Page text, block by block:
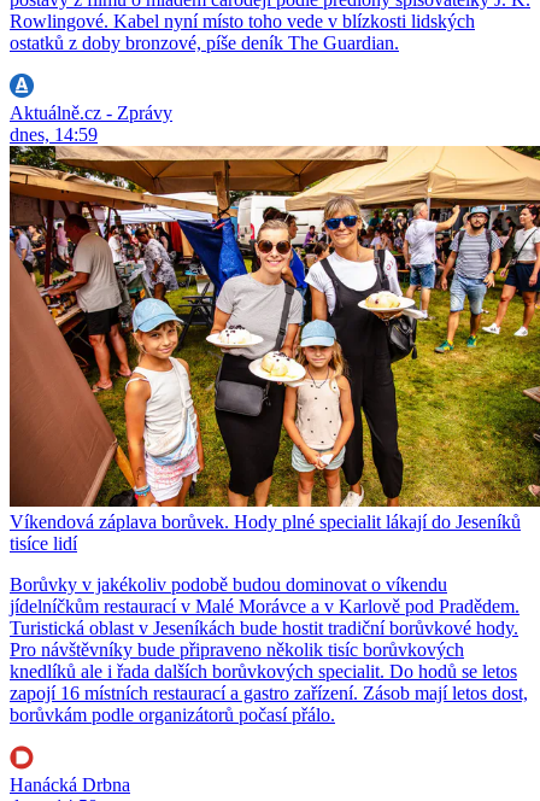
Rowlingové. Kabel nyní místo toho vede v blízkosti lidských
ostatků z doby bronzové, píše deník The Guardian.
Aktuálně.cz - Zprávy
dnes, 14:59
Víkendová záplava borůvek. Hody plné specialit lákají do Jeseníků
tisíce lidí
Borůvky v jakékoliv podobě budou dominovat o víkendu
jídelníčkům restaurací v Malé Morávce a v Karlově pod Pradědem.
Turistická oblast v Jeseníkách bude hostit tradiční borůvkové hody.
Pro návštěvníky bude připraveno několik tisíc borůvkových
knedlíků ale i řada dalších borůvkových specialit. Do hodů se letos
zapojí 16 místních restaurací a gastro zařízení. Zásob mají letos dost,
borůvkám podle organizátorů počasí přálo.
Hanácká Drbna